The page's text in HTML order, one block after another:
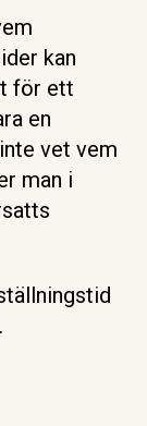
kan
för ett
en
vet vem
man i